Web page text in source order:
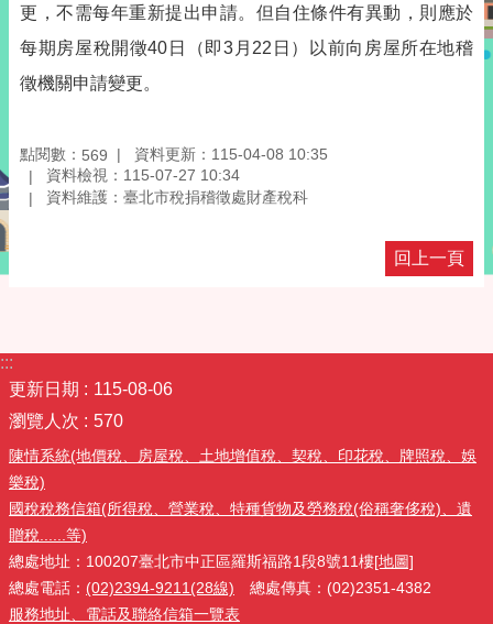
更，不需每年重新提出申請。但自住條件有異動，則應於
每期房屋稅開徵40日（即3月22日）以前向房屋所在地稽
徵機關申請變更。
點閱數： 569
資料更新：115-04-08 10:35
資料檢視：115-07-27 10:34
資料維護：臺北市稅捐稽徵處財產稅科
回上一頁
:::
更新日期
115-08-06
瀏覽人次
570
陳情系統(地價稅、房屋稅、土地增值稅、契稅、印花稅、牌照稅、娛
樂稅)
國稅稅務信箱(所得稅、營業稅、特種貨物及勞務稅(俗稱奢侈稅)、遺
贈稅......等)
總處地址：100207臺北市中正區羅斯福路1段8號11樓[地圖]
總處電話： (02)2394-9211(28線) 總處傳真：(02)2351-4382
服務地址、電話及聯絡信箱一覽表